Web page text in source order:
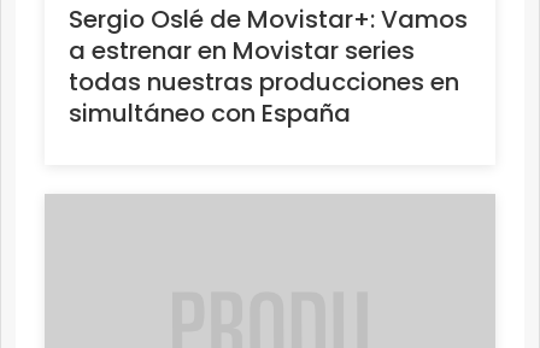
Sergio Oslé de Movistar+: Vamos
a estrenar en Movistar series
todas nuestras producciones en
simultáneo con España